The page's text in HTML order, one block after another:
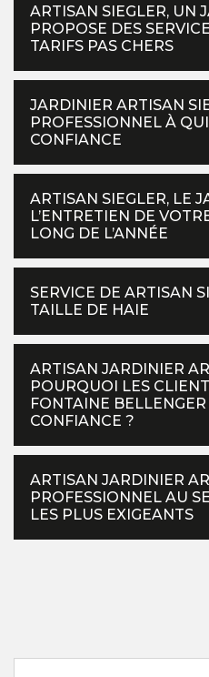
ARTISAN SIEGLER, UN
PROPOSE DES
TARIFS PAS CHERS
JARDINIER ARTISAN
PROFESSIONNEL À
CONFIANCE
ARTISAN SIEGLER, LE
L’ENTRETIEN DE
LONG DE L’ANNÉE
SERVICE DE ARTISAN
TAILLE DE HAIE
ARTISAN JARDINIER
POURQUOI LES
FONTAINE
CONFIANCE ?
ARTISAN JARDINIER
PROFESSIONNEL AU
LES PLUS EXIGEANTS